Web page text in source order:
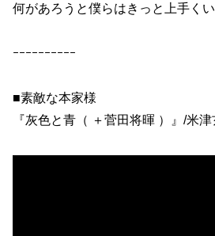
何があろうと僕らはきっと上手くい
ｰｰｰｰｰｰｰｰｰｰ
■素敵な本家様
『灰色と青（ ＋菅田将暉 ）』/米